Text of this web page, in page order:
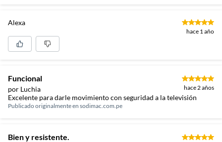
Alexa
hace 1 año
Funcional
por Luchia hace 2 años
Excelente para darle movimiento con seguridad a la televisión
Publicado originalmente en sodimac.com.pe
Bien y resistente.